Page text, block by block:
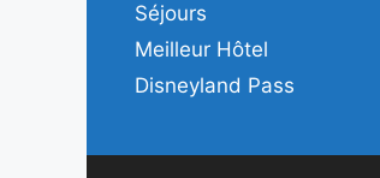
Séjours
Meilleur Hôtel
Disneyland Pass